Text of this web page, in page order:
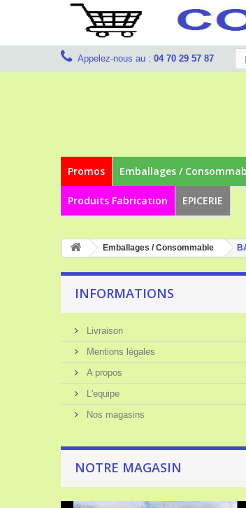
Appelez-nous au : 04 70 29 57 87
Promos Emballages /
Produits Fabrication EPICERIE
Emballages / Consommable
INFORMATIONS
Livraison
Mentions légales
A propos
L'equipe
Nos magasins
NOTRE MAGASIN